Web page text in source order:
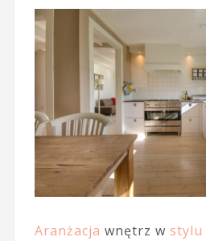
Aranżacja wnętrz w stylu